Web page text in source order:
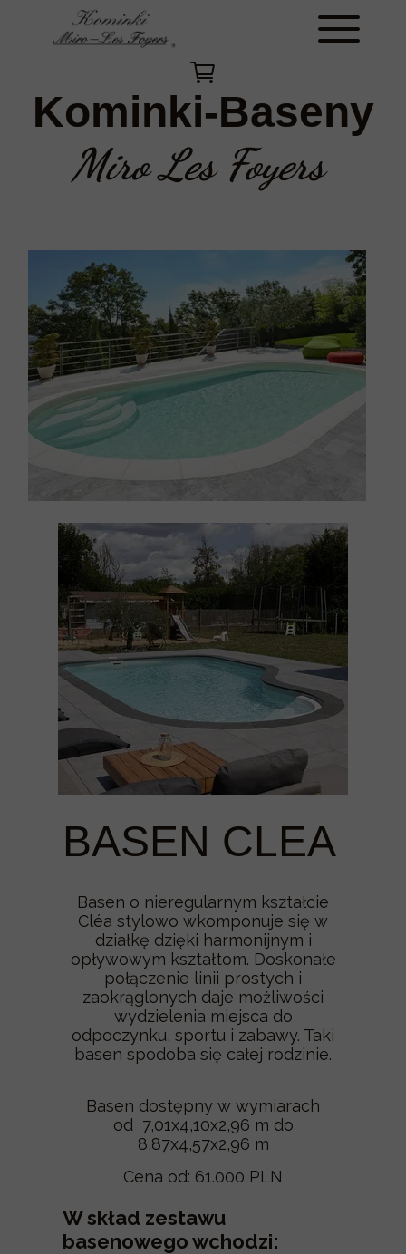
Kominki-Baseny
Miro Les Foyers
BASEN CLEA
Basen o nieregularnym kształcie
Cléa stylowo wkomponuje się w
działkę dzięki harmonijnym i
opływowym kształtom. Doskonałe
połączenie linii prostych i
zaokrąglonych daje możliwości
wydzielenia miejsca do
odpoczynku, sportu i zabawy. Taki
basen spodoba się całej rodzinie.
Basen dostępny w wymiarach
od 7,01x4,10x2,96 m do
8,87x4,57x2,96 m
Cena od: 61.000 PLN
W skład zestawu
basenowego wchodzi: